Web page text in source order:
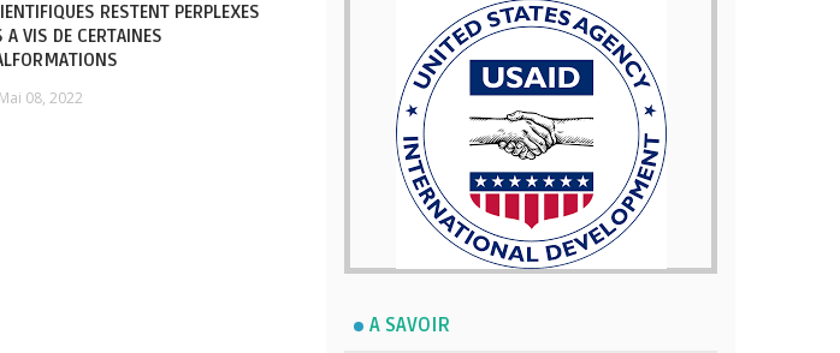
RESTENT PERPLEXES
A VIS DE CERTAINES
Mai 08, 2022
A SAVOIR